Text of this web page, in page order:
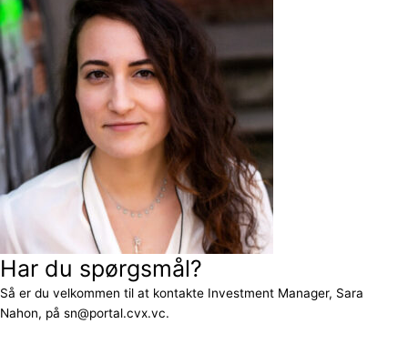
Har du spørgsmål?
Så er du velkommen til at kontakte Investment Manager, Sara
Nahon, på sn@portal.cvx.vc.